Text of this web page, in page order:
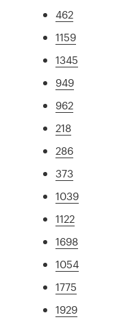
462
1159
1345
949
962
218
286
373
1039
1122
1698
1054
1775
1929